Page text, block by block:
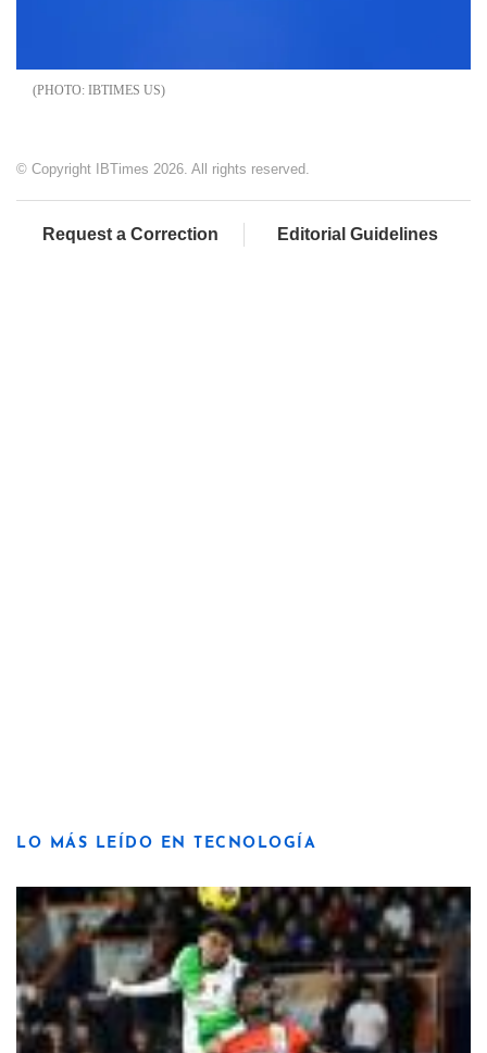
IBTIMES US
© Copyright IBTimes 2026. All rights reserved.
Request a Correction Editorial Guidelines
LO MÁS LEÍDO EN TECNOLOGÍA